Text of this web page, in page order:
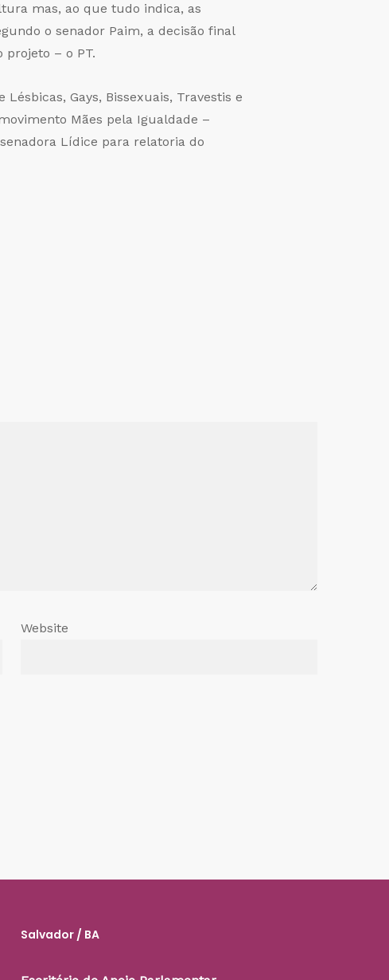
mas, ao que tudo indica, as
o senador Paim, a decisão final
– o PT.
Gays, Bissexuais, Travestis e
Mães pela Igualdade –
Lídice para relatoria do
Website
Salvador / BA